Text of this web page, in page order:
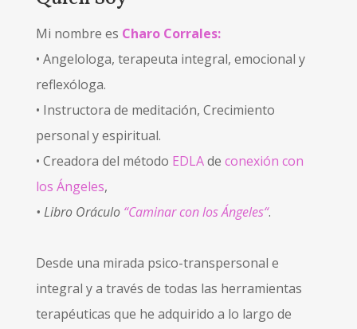
Mi nombre es Charo Corrales:
• Angelologa, terapeuta integral, emocional y
reflexóloga.
• Instructora de meditación, Crecimiento
personal y espiritual.
• Creadora del método EDLAde conexión con
los Ángeles,
• Libro Oráculo “Caminar con los Ángeles“.
Desde una mirada psico-transpersonal e
integral y a través de todas las herramientas
terapéuticas que he adquirido a lo largo de